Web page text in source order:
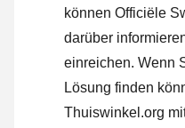
können Officiële
darüber
einreichen. Wenn
Lösung finden
Thuiswinkel.org